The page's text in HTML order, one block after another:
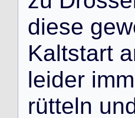
diese gew
Kaltstart a
leider imm
rütteln un